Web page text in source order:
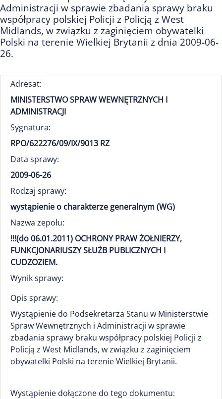
Administracji w sprawie zbadania sprawy braku
współpracy polskiej Policji z Policją z West
Midlands, w związku z zaginięciem obywatelki
Polski na terenie Wielkiej Brytanii z dnia 2009-06-
26.
Adresat:
MINISTERSTWO SPRAW WEWNĘTRZNYCH I
ADMINISTRACJI
Sygnatura:
RPO/622276/09/IX/9013 RZ
Data sprawy:
2009-06-26
Rodzaj sprawy:
wystąpienie o charakterze generalnym (WG)
Nazwa zepołu:
!!!(do 06.01.2011) OCHRONY PRAW ŻOŁNIERZY,
FUNKCJONARIUSZY SŁUŻB PUBLICZNYCH I
CUDZOZIEM.
Wynik sprawy:
Opis sprawy:
Wystąpienie do Podsekretarza Stanu w Ministerstwie
Spraw Wewnętrznych i Administracji w sprawie
zbadania sprawy braku współpracy polskiej Policji z
Policją z West Midlands, w związku z zaginięciem
obywatelki Polski na terenie Wielkiej Brytanii.
Wystąpienie dołączone do tego dokumentu: